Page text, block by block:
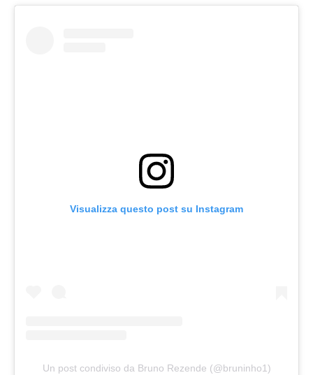
Visualizza questo post su Instagram
Un post condiviso da Bruno Rezende (@bruninho1)